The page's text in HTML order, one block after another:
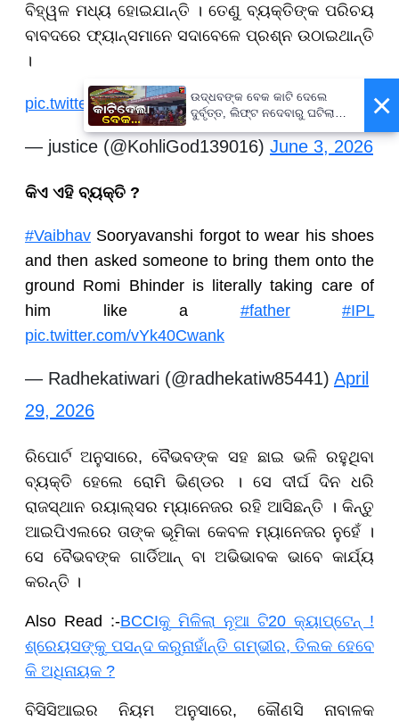
ବିହ୍ୱଳ ମଧ୍ୟ ହୋଇଯାନ୍ତି । ତେଣୁ ବ୍ୟକ୍ତିଙ୍କ ପରିଚୟ
ବାବଦରେ ଫ୍ୟାନ୍ସମାନେ ସଦାବେଳେ ପ୍ରଶ୍ନ ଉଠାଇଥାନ୍ତି
।
pic.twitter.com/AuJeQVxTi8
— justice (@KohliGod139016) June 3, 2026
କିଏ ଏହି ବ୍ୟକ୍ତି ?
#Vaibhav Sooryavanshi forgot to wear his shoes
and then asked someone to bring them onto the
ground Romi Bhinder is literally taking care of
him like a #father
#IPL
pic.twitter.com/vYk40Cwank
— Radhekatiwari (@radhekatiw85441) April
29, 2026
ରିପୋର୍ଟ ଅନୁସାରେ, ବୈଭବଙ୍କ ସହ ଛାଇ ଭଳି ରହୁଥିବା
ବ୍ୟକ୍ତି ହେଲେ ରୋମି ଭିଣ୍ଡର । ସେ ଦୀର୍ଘ ଦିନ ଧରି
ରାଜସ୍ଥାନ ରୟାଲ୍ସର ମ୍ୟାନେଜର ରହି ଆସିଛନ୍ତି । କିନ୍ତୁ
ଆଇପିଏଲରେ ତାଙ୍କ ଭୂମିକା କେବଳ ମ୍ୟାନେଜର ନୁହେଁ ।
ସେ ବୈଭବଙ୍କ ଗାର୍ଡିଆନ୍ ବା ଅଭିଭାବକ ଭାବେ କାର୍ଯ୍ୟ
କରନ୍ତି ।
Also Read :-BCCIକୁ ମିଳିଲା ନୂଆ ଟି20 କ୍ୟାପ୍ଟେନ୍ !
ଶ୍ରେୟସଙ୍କୁ ପସନ୍ଦ କରୁନାହାଁନ୍ତି ଗମ୍ଭୀର, ତିଲକ ହେବେ
କି ଅଧିନାୟକ ?
ବିସିସିଆଇର ନିୟମ ଅନୁସାରେ, କୌଣସି ନାବାଳକ
×
ଉଦ୍ଧବଙ୍କ ବେକ କାଟି ଦେଲେ
ଦୁର୍ବୃତ୍ତ, ଲିଫ୍ଟ ନଦେବାରୁ ଘଟିଲା
ଘଟଣା...